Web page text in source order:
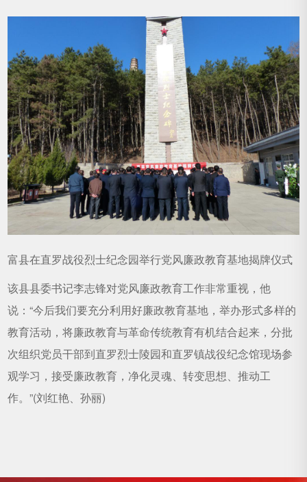
富县在直罗战役烈士纪念园举行党风廉政教育基地揭牌仪式
该县县委书记李志锋对党风廉政教育工作非常重视，他
说：“今后我们要充分利用好廉政教育基地，举办形式多样的
教育活动，将廉政教育与革命传统教育有机结合起来，分批
次组织党员干部到直罗烈士陵园和直罗镇战役纪念馆现场参
观学习，接受廉政教育，净化灵魂、转变思想、推动工
作。”(刘红艳、孙丽)